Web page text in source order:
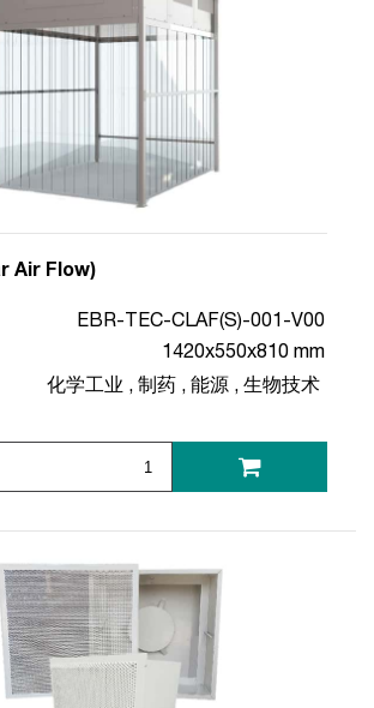
Air Flow)
EBR-TEC-CLAF(S)-001-V00
1420x550x810 mm
化学工业 , 制药 , 能源 , 生物技术